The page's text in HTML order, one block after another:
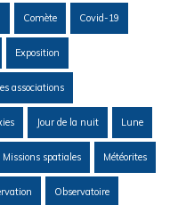
Comète Covid-19
Exposition
associations
Jour de la nuit Lune
Missions spatiales Météorites
Observatoire